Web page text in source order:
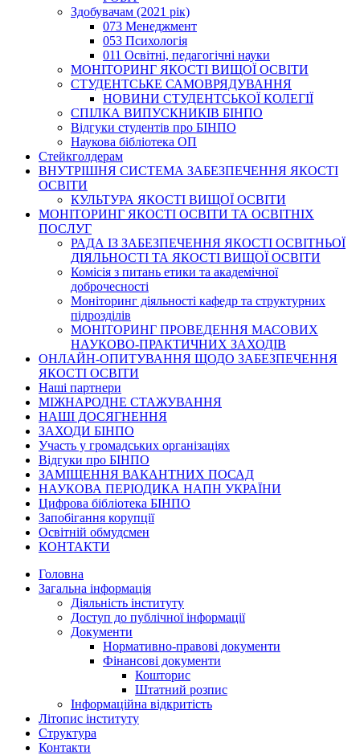
Здобувачам (2021 рік)
073 Менеджмент
053 Психологія
011 Освітні, педагогічні науки
МОНІТОРИНГ ЯКОСТІ ВИЩОЇ ОСВІТИ
СТУДЕНТСЬКЕ САМОВРЯДУВАННЯ
НОВИНИ СТУДЕНТСЬКОЇ КОЛЕГІЇ
СПІЛКА ВИПУСКНИКІВ БІНПО
Відгуки студентів про БІНПО
Наукова бібліотека ОП
Стейкголдерам
ВНУТРІШНЯ СИСТЕМА ЗАБЕЗПЕЧЕННЯ ЯКОСТІ
ОСВІТИ
КУЛЬТУРА ЯКОСТІ ВИЩОЇ ОСВІТИ
МОНІТОРИНГ ЯКОСТІ ОСВІТИ ТА ОСВІТНІХ
ПОСЛУГ
РАДА ІЗ ЗАБЕЗПЕЧЕННЯ ЯКОСТІ ОСВІТНЬОЇ
ДІЯЛЬНОСТІ ТА ЯКОСТІ ВИЩОЇ ОСВІТИ
Комісія з питань етики та академічної
доброчесності
Моніторинг діяльності кафедр та структурних
підрозділів
МОНІТОРИНГ ПРОВЕДЕННЯ МАСОВИХ
НАУКОВО-ПРАКТИЧНИХ ЗАХОДІВ
ОНЛАЙН-ОПИТУВАННЯ ЩОДО ЗАБЕЗПЕЧЕННЯ
ЯКОСТІ ОСВІТИ
Наші партнери
МІЖНАРОДНЕ СТАЖУВАННЯ
НАШІ ДОСЯГНЕННЯ
ЗАХОДИ БІНПО
Участь у громадських організаціях
Відгуки про БІНПО
ЗАМІЩЕННЯ ВАКАНТНИХ ПОСАД
НАУКОВА ПЕРІОДИКА НАПН УКРАЇНИ
Цифрова бібліотека БІНПО
Запобігання корупції
Освітній обмудсмен
КОНТАКТИ
Головна
Загальна інформація
Діяльність інституту
Доступ до публічної інформації
Документи
Нормативно-правові документи
Фінансові документи
Кошторис
Штатний розпис
Інформаційна відкритість
Літопис інституту
Структура
Контакти